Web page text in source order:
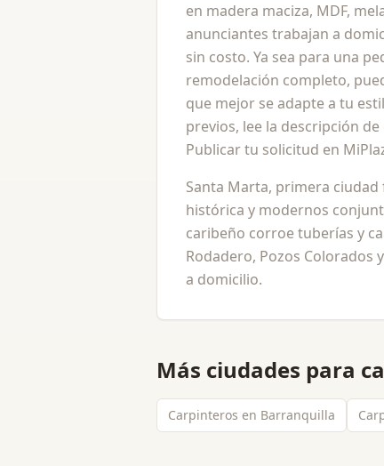
en madera maciza, MDF,
anunciantes trabajan a
sin costo. Ya sea para una
remodelación completo,
que mejor se adapte a tu
previos, lee la descripción
Publicar tu solicitud en
Santa Marta, primera
histórica y modernos
caribeño corroe tuberías y
Rodadero, Pozos Colorados
a domicilio.
Más ciudades para
Carpinteros en Barranquilla